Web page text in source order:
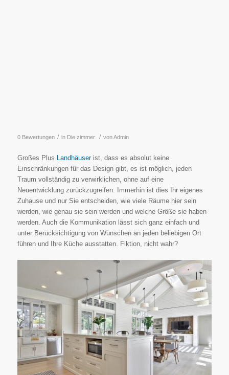
0 Bewertungen / in Die zimmer / vonAdmin
Großes Plus Landhäuserist, dass es absolut keine
Einschränkungen für das Design gibt, es ist möglich, jeden
Traum vollständig zu verwirklichen, ohne auf eine
Neuentwicklung zurückzugreifen. Immerhin ist dies Ihr eigenes
Zuhause und nur Sie entscheiden, wie viele Räume hier sein
werden, wie genau sie sein werden und welche Größe sie haben
werden. Auch die Kommunikation lässt sich ganz einfach und
unter Berücksichtigung von Wünschen an jeden beliebigen Ort
führen und Ihre Küche ausstatten. Fiktion, nicht wahr?